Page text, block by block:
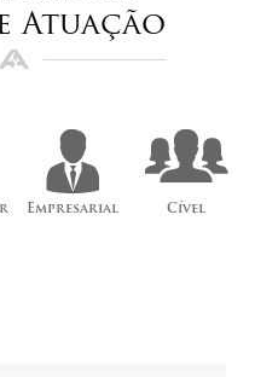
Atuação
Empresarial Cível